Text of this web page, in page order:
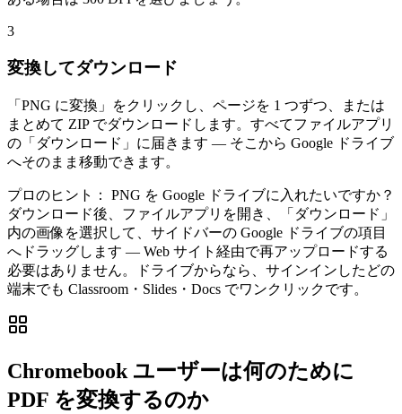
3
変換してダウンロード
「PNG に変換」をクリックし、ページを 1 つずつ、または
まとめて ZIP でダウンロードします。すべてファイルアプリ
の「ダウンロード」に届きます — そこから Google ドライブ
へそのまま移動できます。
プロのヒント：
PNG を Google ドライブに入れたいですか？
ダウンロード後、ファイルアプリを開き、「ダウンロード」
内の画像を選択して、サイドバーの Google ドライブの項目
へドラッグします — Web サイト経由で再アップロードする
必要はありません。ドライブからなら、サインインしたどの
端末でも Classroom・Slides・Docs でワンクリックです。
Chromebook ユーザーは何のために
PDF を変換するのか